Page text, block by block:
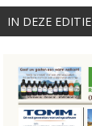
IN DEZE EDITIE